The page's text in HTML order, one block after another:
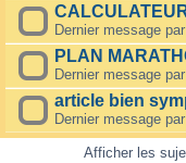
Dernier message par
PLAN
Dernier message par
article bien
Dernier message par
Afficher les